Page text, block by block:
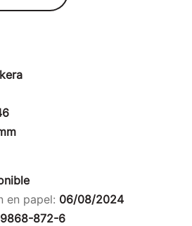
en papel: 06/08/2024
872-6